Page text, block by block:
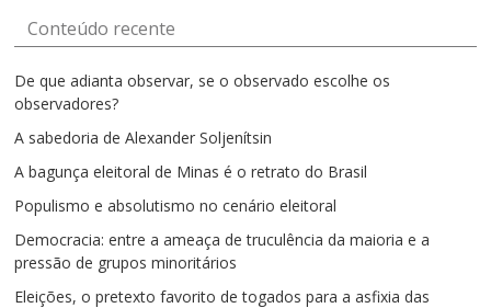
Conteúdo recente
De que adianta observar, se o observado escolhe os
observadores?
A sabedoria de Alexander Soljenítsin
A bagunça eleitoral de Minas é o retrato do Brasil
Populismo e absolutismo no cenário eleitoral
Democracia: entre a ameaça de truculência da maioria e a
pressão de grupos minoritários
Eleições, o pretexto favorito de togados para a asfixia das